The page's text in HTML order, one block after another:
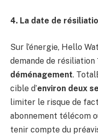
4. La date de
Sur l’énergie, Hello
demande de résiliation
déménagement.
cible d’environ deux
limiter le risque de
abonnement télécom
tenir compte du